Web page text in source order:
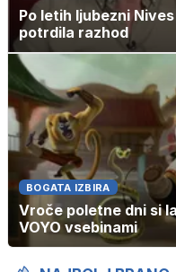
Po letih ljubezni
potrdila razhod
BOGATA IZBIRA
Vroče poletne dni si
VOYO vsebinami